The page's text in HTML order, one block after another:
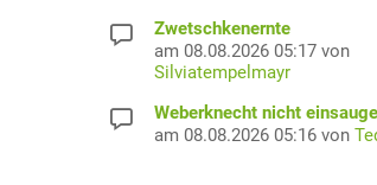
Zwetschkenernte
am 08.08.2026 05:17 von
Silviatempelmayr
Weberknecht nicht
am 08.08.2026 05:16 von